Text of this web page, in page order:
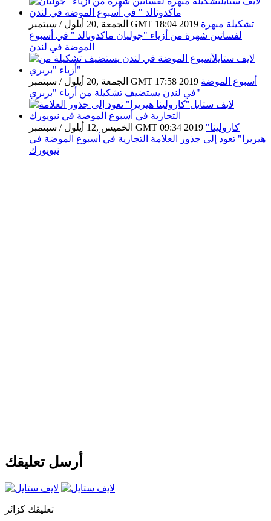
الجمعة ,20 أيلول / سبتمبر GMT 18:04 2019 تشكيلة مبهرة
لفساتين شهرة من أزياء "جوليان ماكدونالد " في أسبوع
الموضة في لندن
الجمعة ,20 أيلول / سبتمبر GMT 17:58 2019 أسبوع الموضة
في لندن يستضيف تشكيلة من أزياء "بربري"
الخميس ,12 أيلول / سبتمبر GMT 09:34 2019 "كارولينا
هيريرا" تعود إلى جذور العلامة التجارية في أسبوع الموضة في
نيويورك
أرسل تعليقك
تعليقك كزائر